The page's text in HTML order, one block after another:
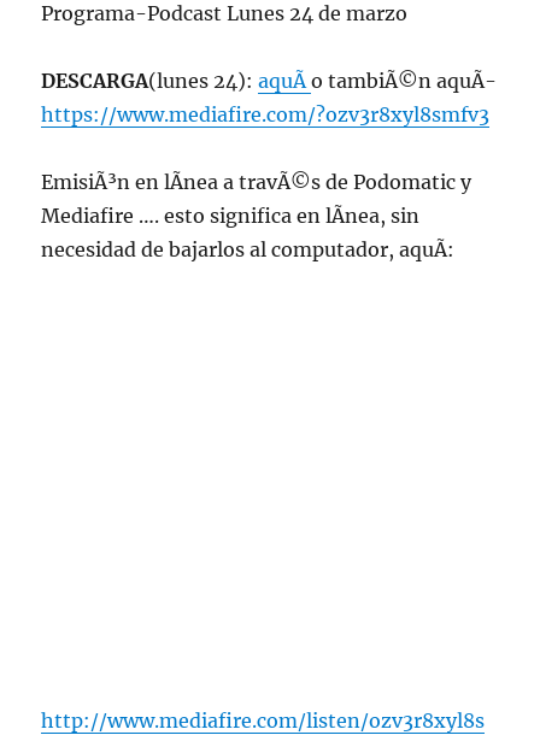
Programa-Podcast Lunes 24 de marzo
DESCARGA(lunes 24):aquÃ­o tambiÃ©n aquÃ­
https://www.mediafire.com/?ozv3r8xyl8smfv3
EmisiÃ³n en lÃ­nea a travÃ©s de Podomatic y
Mediafire …. esto significa en lÃ­nea, sin
necesidad de bajarlos al computador, aquÃ­:
http://www.mediafire.com/listen/ozv3r8xyl8s